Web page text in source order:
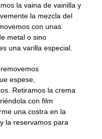
la vaina de vainilla y
la mezcla del
con unas
metal o sino
una varilla especial.
espese,
Retiramos la crema
con film
una costra en la
la reservamos para